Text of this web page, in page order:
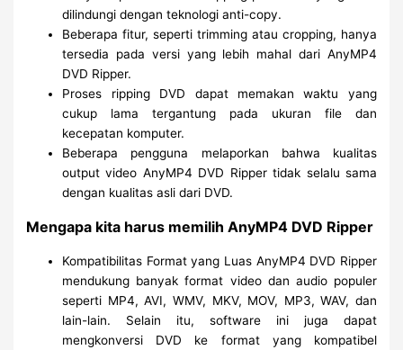
dilindungi dengan teknologi anti-copy.
Beberapa fitur, seperti trimming atau cropping, hanya
tersedia pada versi yang lebih mahal dari AnyMP4
DVD Ripper.
Proses ripping DVD dapat memakan waktu yang
cukup lama tergantung pada ukuran file dan
kecepatan komputer.
Beberapa pengguna melaporkan bahwa kualitas
output video AnyMP4 DVD Ripper tidak selalu sama
dengan kualitas asli dari DVD.
Mengapa kita harus memilih AnyMP4 DVD Ripper
Kompatibilitas Format yang Luas AnyMP4 DVD Ripper
mendukung banyak format video dan audio populer
seperti MP4, AVI, WMV, MKV, MOV, MP3, WAV, dan
lain-lain. Selain itu, software ini juga dapat
mengkonversi DVD ke format yang kompatibel